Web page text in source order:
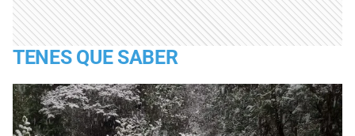
TENES QUE SABER